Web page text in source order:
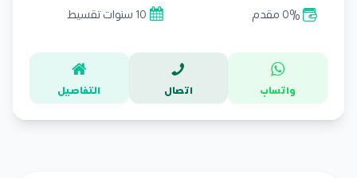
0% مقدم 10 سنوات تقسيط
واتساب اتصال التفاصيل